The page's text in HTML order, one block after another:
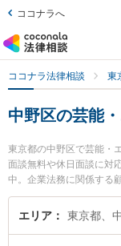
ココナラへ
ココナラ法律相談 東
中野区の芸能
東京都の中野区で芸能・
面談無料や休日面談に対
中。企業法務に関係する
用契約書・就業規則作成
にエクリ総合法律事務
エリア 東京都、